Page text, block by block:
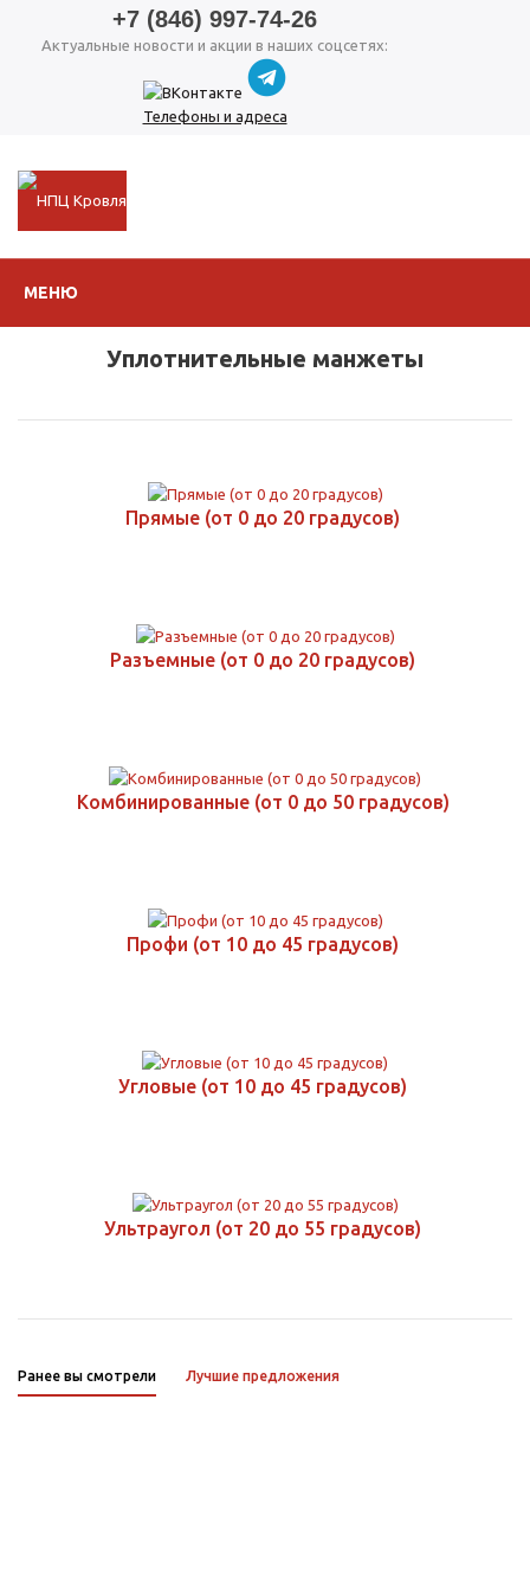
+7 (846) 997-74-26
Актуальные новости и акции в наших соцсетях:
Телефоны и адреса
МЕНЮ
Уплотнительные манжеты
Прямые (от 0 до 20 градусов)
Разъемные (от 0 до 20 градусов)
Комбинированные (от 0 до 50 градусов)
Профи (от 10 до 45 градусов)
Угловые (от 10 до 45 градусов)
Ультраугол (от 20 до 55 градусов)
Ранее вы смотрели Лучшие предложения